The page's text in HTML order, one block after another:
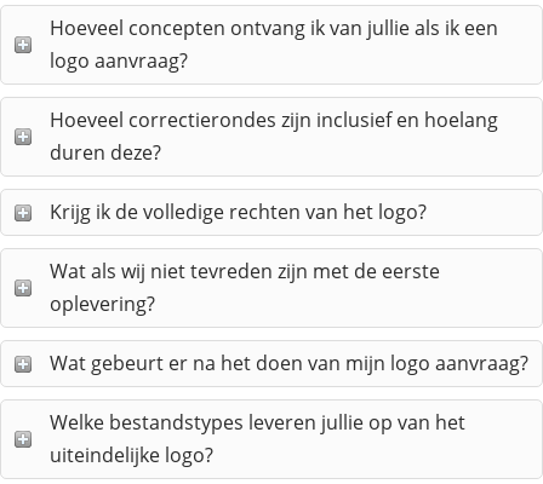
Hoeveel concepten ontvang ik van jullie als ik een
logo aanvraag?
Hoeveel correctierondes zijn inclusief en hoelang
duren deze?
Krijg ik de volledige rechten van het logo?
Wat als wij niet tevreden zijn met de eerste
oplevering?
Wat gebeurt er na het doen van mijn logo aanvraag?
Welke bestandstypes leveren jullie op van het
uiteindelijke logo?